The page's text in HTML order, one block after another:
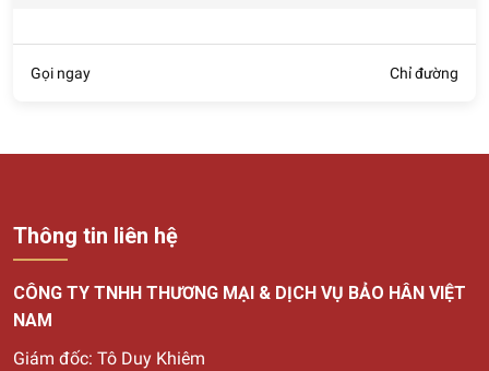
Gọi ngay Chỉ đường
Thông tin liên hệ
CÔNG TY TNHH THƯƠNG MẠI & DỊCH VỤ BẢO HÂN VIỆT
NAM
Giám đốc: Tô Duy Khiêm